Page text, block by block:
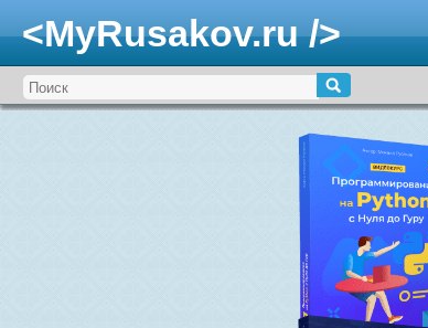
<MyRusakov.ru />